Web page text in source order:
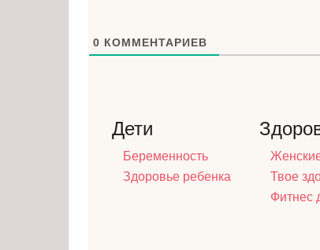
0 КОММЕНТАРИЕВ
Дети
Беременность
Здоровье ребенка
Твое
Фитнес